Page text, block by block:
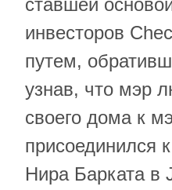
ставшей
инвесторов
путем,
узнав, что мэр
своего дома к
присоединился
Нира Барката